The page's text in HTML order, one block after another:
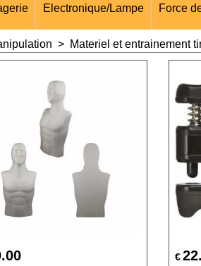
Electronique/Lampe Force
> Materiel et entrainement
€